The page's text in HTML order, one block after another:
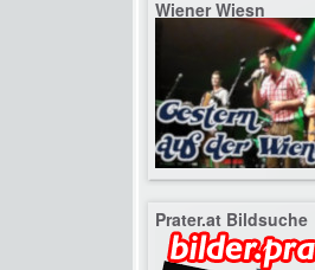
Wiener Wiesn
Prater.at Bildsuche